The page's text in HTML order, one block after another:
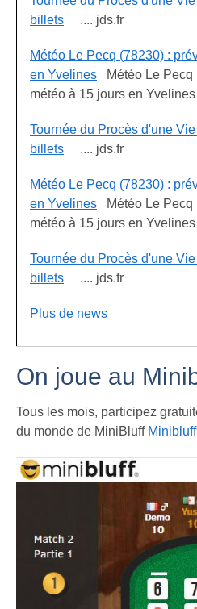
billets .... jds.fr
Météo Le Pecq (78230) :
en Yvelines Météo Le Pecq
météo à 15 jours en
Tournée du Procès d'une Vie
billets .... jds.fr
Météo Le Pecq (78230) :
en Yvelines Météo Le Pecq
météo à 15 jours en
Tournée du Procès d'une Vie
billets .... jds.fr
Plus de news
On joue au
Tous les mois, participez
du monde de MiniBluff